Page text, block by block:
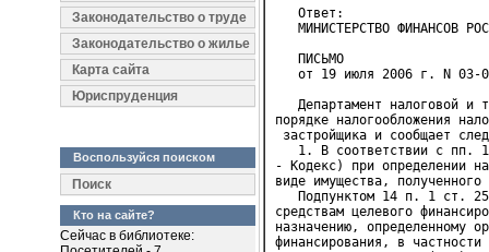
Законодательство о труде
Законодательство о жилье
Карта сайта
Юриспруденция
Воспользуйся поиском
Поиск
Кто на сайте?
Сейчас в библиотеке:
Ответ:
МИНИСТЕРСТВО ФИНАНСОВ
ПИСЬМО
от 19 июля 2006 г. N 03-
Департамент налоговой и
порядке налогообложения
застройщика и сообщает
1. В соответствии с пп.
- Кодекс) при определении
виде имущества, полученного
Подпунктом 14 п. 1 ст.
средствам целевого
назначению, определенному
финансирования, в